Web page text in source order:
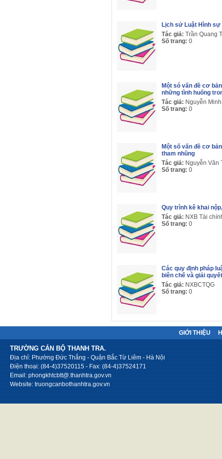
Lịch sử Luật Hình
Tác giả: Trần Quang
Số trang: 0
Một só vấn đề cơ
những tình huống
Tác giả: Nguyễn
Số trang: 0
Một số vấn đề cơ
tham nhũng
Tác giả: Nguyễn Văn
Số trang: 0
Quy trình kê khai
Tác giả: NXB Tài
Số trang: 0
Các quy định pháp
biên chế và giải
Tác giả: NXBCTQG
Số trang: 0
GIỚI THIỆU
TRƯỜNG CÁN BỘ THANH TRA.
Địa chỉ: Phường Đức Thắng - Quận Bắc Từ Liêm - Hà Nội
Điện thoại: (84-4)37520115 - Fax: (84-4)37524171
Email: phongkhtcbtt@.thanhtra.gov.vn
Website: truongcanbothanhtra.gov.vn